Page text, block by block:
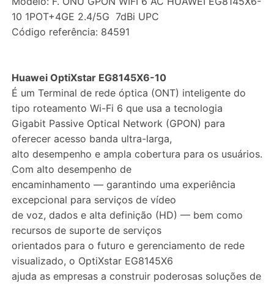
10 1POT+4GE 2.4/5G 7dBi UPC
Código referência: 84591
Huawei OptiXstar EG8145X6-10
É um Terminal de rede óptica (ONT) inteligente do
tipo roteamento Wi-Fi 6 que usa a tecnologia
Gigabit Passive Optical Network (GPON) para
oferecer acesso banda ultra-larga,
alto desempenho e ampla cobertura para os usuários.
Com alto desempenho de
encaminhamento — garantindo uma experiência
excepcional para serviços de vídeo
de voz, dados e alta definição (HD) — bem como
recursos de suporte de serviços
orientados para o futuro e gerenciamento de rede
visualizado, o OptiXstar EG8145X6
ajuda as empresas a construir poderosas soluções de